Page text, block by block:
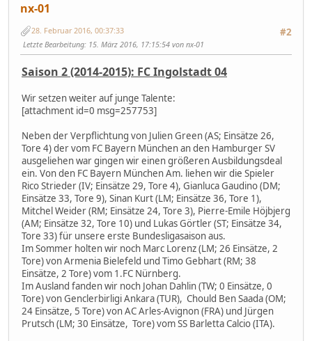
nx-01
#2
28. Februar 2016, 00:37:33
Letzte Bearbeitung: 15. März 2016, 17:15:54 von nx-01
Saison 2 (2014-2015): FC Ingolstadt 04
Wir setzen weiter auf junge Talente:
[attachment id=0 msg=257753]
Neben der Verpflichtung von Julien Green (AS; Einsätze 26,
Tore 4) der vom FC Bayern München an den Hamburger SV
ausgeliehen war gingen wir einen größeren Ausbildungsdeal
ein. Von den FC Bayern München Am. liehen wir die Spieler
Rico Strieder (IV; Einsätze 29, Tore 4), Gianluca Gaudino (DM;
Einsätze 33, Tore 9), Sinan Kurt (LM; Einsätze 36, Tore 1),
Mitchel Weider (RM; Einsätze 24, Tore 3), Pierre-Emile Höjbjerg
(AM; Einsätze 32, Tore 10) und Lukas Görtler (ST; Einsätze 34,
Tore 33) für unsere erste Bundesligasaison aus.
Im Sommer holten wir noch Marc Lorenz (LM; 26 Einsätze, 2
Tore) von Armenia Bielefeld und Timo Gebhart (RM; 38
Einsätze, 2 Tore) vom 1.FC Nürnberg.
Im Ausland fanden wir noch Johan Dahlin (TW; 0 Einsätze, 0
Tore) von Genclerbirligi Ankara (TUR), Chould Ben Saada (OM;
24 Einsätze, 5 Tore) von AC Arles-Avignon (FRA) und Jürgen
Prutsch (LM; 30 Einsätze, Tore) vom SS Barletta Calcio (ITA).